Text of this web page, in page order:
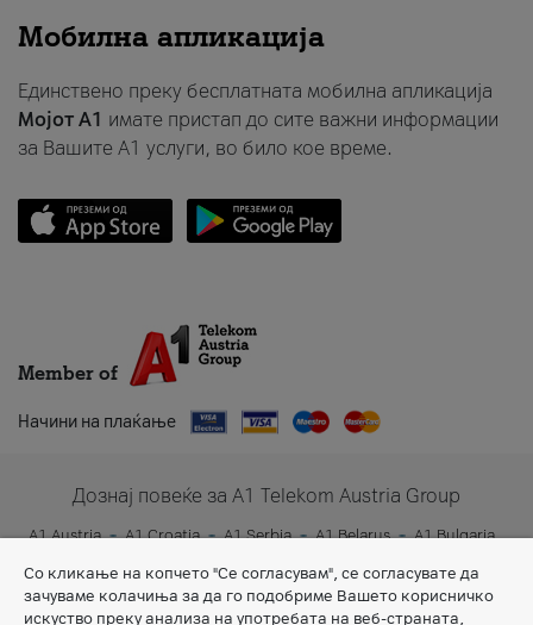
Мобилна апликација
Единствено преку бесплатната мобилна апликација
Мојот A1 имате пристап до сите важни информации
за Вашите A1 услуги, во било кое време.
Member of
Начини на плаќање
Дознај повеќе за A1 Telekom Austria Group
A1 Austria A1 Croatia A1 Serbia A1 Belarus
A1 Bulgaria
Со кликање на копчето "Се согласувам", се согласувате да
зачуваме колачиња за да го подобриме Вашето корисничко
искуство преку анализа на употребата на веб-страната,